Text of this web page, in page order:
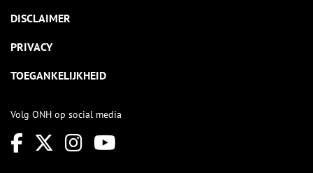
DISCLAIMER
PRIVACY
TOEGANKELIJKHEID
Volg ONH op social media